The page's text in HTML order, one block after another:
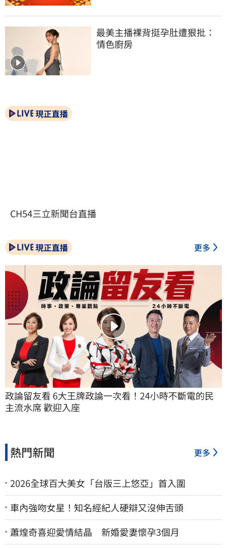
最美主播裸背挺孕肚遭狠批：
情色廚房
現正直播
CH54三立新聞台直播
現正直播 更多
政論留友看 6大王牌政論一次看！24小時不斷電的民
主流水席 歡迎入座
熱門新聞 更多
2026全球百大美女「台版三上悠亞」首入圍
車內強吻女星！知名經紀人硬辯又沒伸舌頭
蕭煌奇喜迎愛情結晶 新婚愛妻懷孕3個月